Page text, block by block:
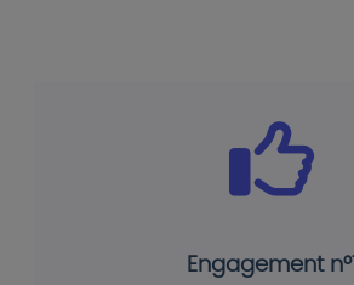
Engagement n°1